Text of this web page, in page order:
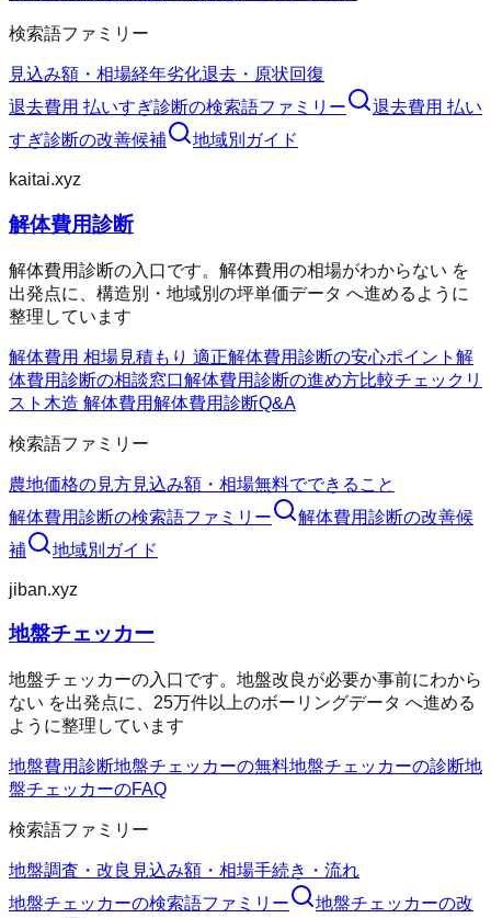
検索語ファミリー
見込み額・相場経年劣化退去・原状回復
退去費用 払いすぎ診断の検索語ファミリー
退去費用 払い
すぎ診断の改善候補 地域別ガイド
kaitai.xyz
解体費用診断
解体費用診断の入口です。解体費用の相場がわからない を
出発点に、構造別・地域別の坪単価データ へ進めるように
整理しています
解体費用 相場見積もり 適正解体費用診断の安心ポイント 解
体費用診断の相談窓口解体費用診断の進め方比較チェックリ
スト 木造 解体費用解体費用診断Q&A
検索語ファミリー
農地価格の見方見込み額・相場無料でできること
解体費用診断の検索語ファミリー 解体費用診断の改善候
補
地域別ガイド
jiban.xyz
地盤チェッカー
地盤チェッカーの入口です。地盤改良が必要か事前にわから
ない を出発点に、25万件以上のボーリングデータ へ進める
ように整理しています
地盤費用診断地盤チェッカーの無料地盤チェッカーの診断地
盤チェッカーのFAQ
検索語ファミリー
地盤調査・改良 見込み額・相場手続き・流れ
地盤チェッカーの検索語ファミリー 地盤チェッカーの改